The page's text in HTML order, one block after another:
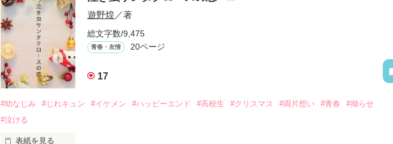
詳しく検索
検索対象
タイトル
ジャンル
遊野煌 ／著
総文字数/9,475
青春・友情 20ページ
17
#幼なじみ #じれキュン #イケメン #ハッピーエンド #高校生 #クリスマス #両片想い #青春
#拗らせ
#泣ける
表紙を見る